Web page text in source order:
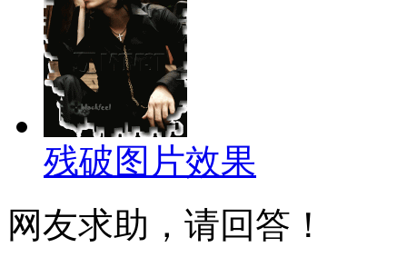
残破图片效果
网友求助，请回答！